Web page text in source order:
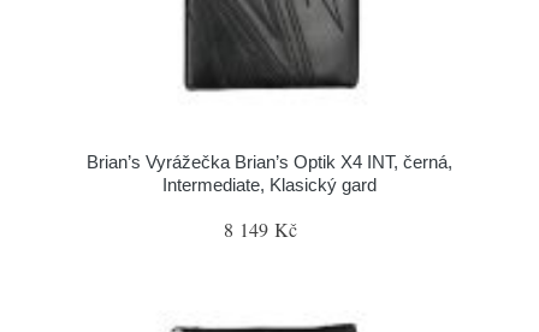
Brian’s Vyrážečka Brian’s Optik X4 INT, černá,
Intermediate, Klasický gard
8 149 Kč